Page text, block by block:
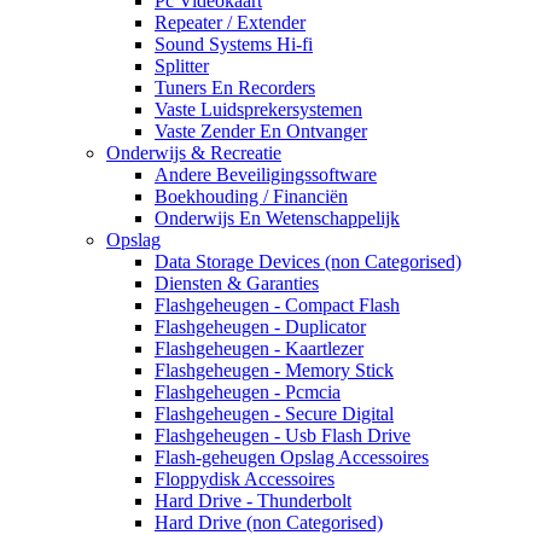
Repeater / Extender
Sound Systems Hi-fi
Splitter
Tuners En Recorders
Vaste Luidsprekersystemen
Vaste Zender En Ontvanger
Onderwijs & Recreatie
Andere Beveiligingssoftware
Boekhouding / Financiën
Onderwijs En Wetenschappelijk
Opslag
Data Storage Devices (non Categorised)
Diensten & Garanties
Flashgeheugen - Compact Flash
Flashgeheugen - Duplicator
Flashgeheugen - Kaartlezer
Flashgeheugen - Memory Stick
Flashgeheugen - Pcmcia
Flashgeheugen - Secure Digital
Flashgeheugen - Usb Flash Drive
Flash-geheugen Opslag Accessoires
Floppydisk Accessoires
Hard Drive - Thunderbolt
Hard Drive (non Categorised)